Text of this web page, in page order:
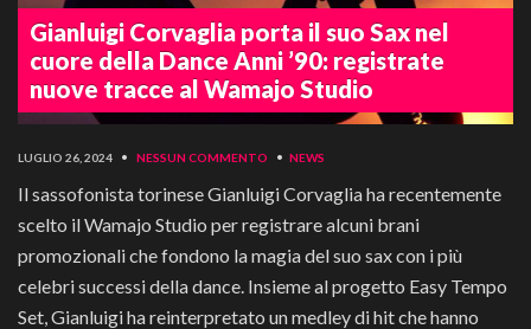
Gianluigi Corvaglia porta il suo Sax nel
cuore della Dance Anni ’90: registrate
nuove tracce al Wamajo Studio
LUGLIO 26, 2024 • NESSUN COMMENTO • NEWS
Il sassofonista torinese Gianluigi Corvaglia ha recentemente
scelto il Wamajo Studio per registrare alcuni brani
promozionali che fondono la magia del suo sax con i più
celebri successi della dance. Insieme al progetto Easy Tempo
Set, Gianluigi ha reinterpretato un medley di hit che hanno